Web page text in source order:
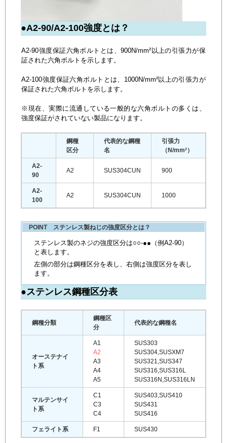
●A2-90/A2-100強度とは？
A2-90強度保証六角ボルトとは、900N/mm²以上の引張力が保
証された六角ボルトを示します。
A2-100強度保証六角ボルトとは、1000N/mm²以上の引張力が
保証された六角ボルトを示します。
※現在、実際に流通している一般的な六角ボルトの多くは、
強度保証がされていない製品になります。
鋼種
区分
代表的な鋼種
名
引張力
（N/mm²）
A2-
90
A2 SUS304CUN 900
A2-
100
A2 SUS304CUN 1000
POINT ステンレス製ねじの強度区分とは？
ステンレス製のネジの強度区分は○○-●●（例A2-90）
と表します。
左側の部分は鋼種区分を表し、右側は強度区分を表し
ます。
●ステンレス鋼種区分表
鋼種分類
鋼種区
分
代表的な鋼種名
オーステナイ
ト系
A1
A2
A3
A4
A5
SUS303
SUS304,SUSXM7
SUS321,SUS347
SUS316,SUS316L
SUS316N,SUS316LN
マルテンサイ
ト系
C1
C3
C4
SUS403,SUS410
SUS431
SUS416
フェライト系 F1 SUS430